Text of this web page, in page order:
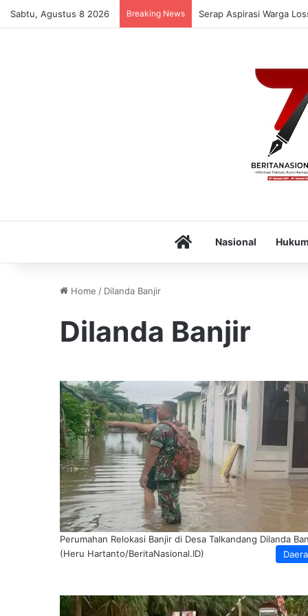
Sabtu, Agustus 8 2026 Breaking News Serap Aspirasi Warga
HomeNasional
Home / Dilanda Banjir
Dilanda Banjir
Perumahan Relokasi Banjir di Desa Talkandang Dilanda
(Heru Hartanto/BeritaNasional.ID)